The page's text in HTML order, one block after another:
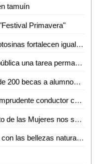
tamuín
Primavera"
Gobierno del cambio y mujeres potosinas fortalecen igualdad
Supervisión de tianguis en la vía pública una tarea permanente de la dirección de Comercio del ayuntamiento de San Luis Potosí
Gobierno Municipal entrega más de 200 becas a alumnos del Tecnológico de Ciudad Valles
Banderero fue atropellado por un imprudente conductor cerca de Cemex
Temas expuestos en el Parlamento de las Mujeres nos servirán para legislar: Bernarda Reyes
Michoacanos quedan encantados con las bellezas naturales de la Huasteca Potosina